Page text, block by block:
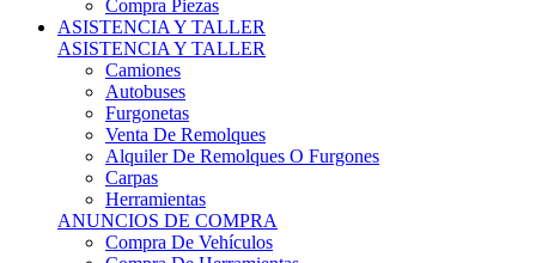
ASISTENCIA Y TALLER
Camiones
Autobuses
Furgonetas
Venta De Remolques
Alquiler De Remolques O Furgones
Carpas
Herramientas
ANUNCIOS DE COMPRA
Compra De Vehículos
Compra De Herramientas